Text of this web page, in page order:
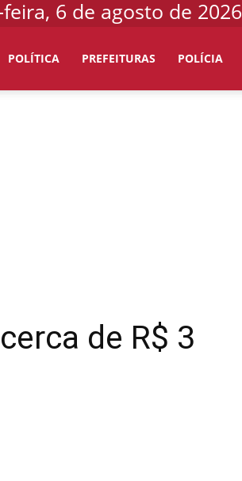
6 de agosto de 2026
POLÍTICA PREFEITURAS POLÍCIA
de R$ 3